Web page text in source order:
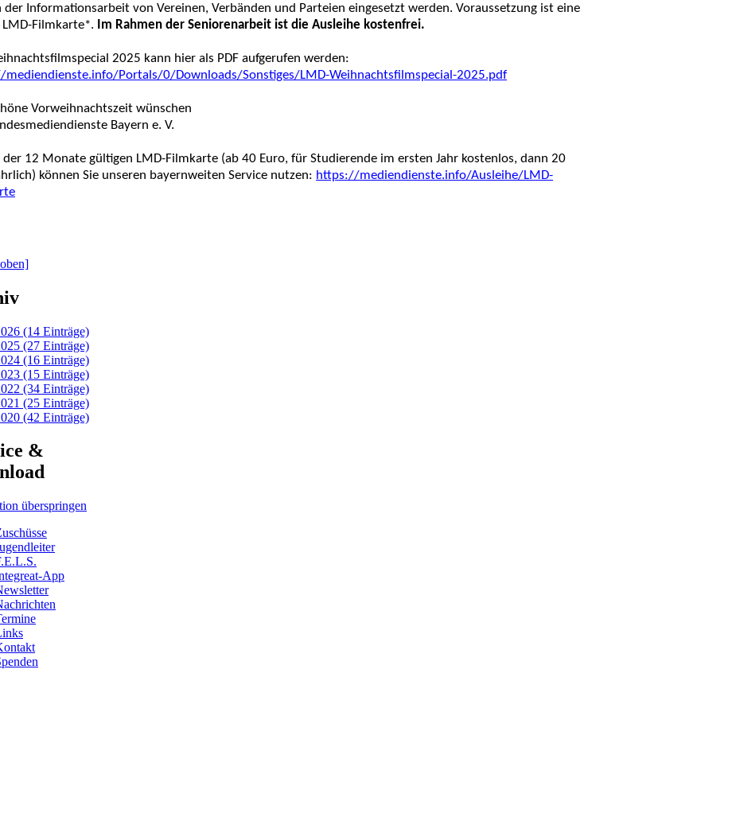
der Informationsarbeit von Vereinen, Verbänden und Parteien eingesetzt werden. Voraussetzung ist eine
Filmkarte*.
Im Rahmen der Seniorenarbeit ist die Ausleihe kostenfrei.
2025 kann hier als PDF aufgerufen werden:
Portals/0/Downloads/Sonstiges/LMD-Weihnachtsfilmspecial-2025.pdf
Vorweihnachtszeit wünschen
Bayern e. V.
12 Monate gültigen LMD-Filmkarte (ab 40 Euro, für Studierende im ersten Jahr kostenlos, dann 20
können Sie unseren bayernweiten Service nutzen: https://mediendienste.info/Ausleihe/LMD-
(14 Einträge)
(27 Einträge)
(16 Einträge)
(15 Einträge)
(34 Einträge)
(25 Einträge)
(42 Einträge)
&
überspringen
App